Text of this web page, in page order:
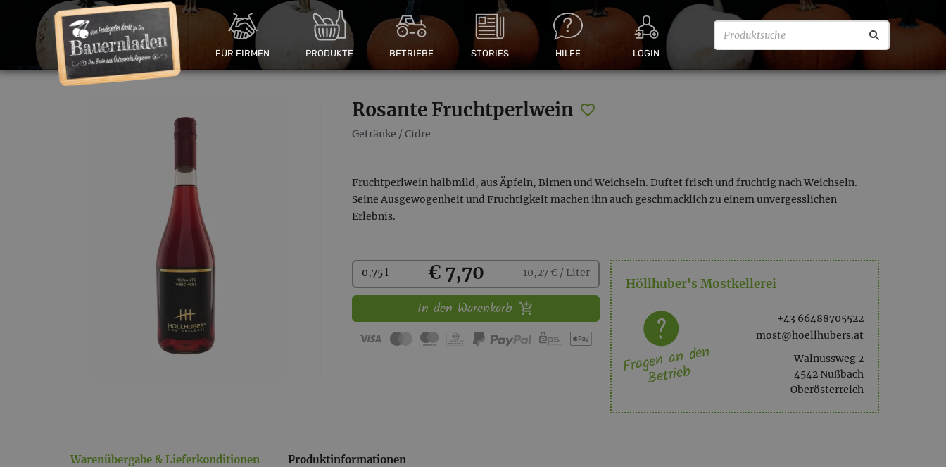
FÜR FIRMEN PRODUKTE BETRIEBE STORIES HILFE LOGIN
Rosante Fruchtperlwein
Getränke / Cidre
Fruchtperlwein halbmild, aus Äpfeln, Birnen und Weichseln. Duftet frisch und fruchtig nach Weichseln.
Seine Ausgewogenheit und Fruchtigkeit machen ihn auch geschmacklich zu einem unvergesslichen
Erlebnis.
Kaufen
0,75 l € 7,70 10,27 € / Liter
In den Warenkorb
Höllhuber's Mostkellerei
+43 66488705522
most@hoellhubers.at
Walnussweg 2
4542 Nußbach
Oberösterreich
Fragen an den
Betrieb
Warenübergabe & Lieferkonditionen Produktinformationen